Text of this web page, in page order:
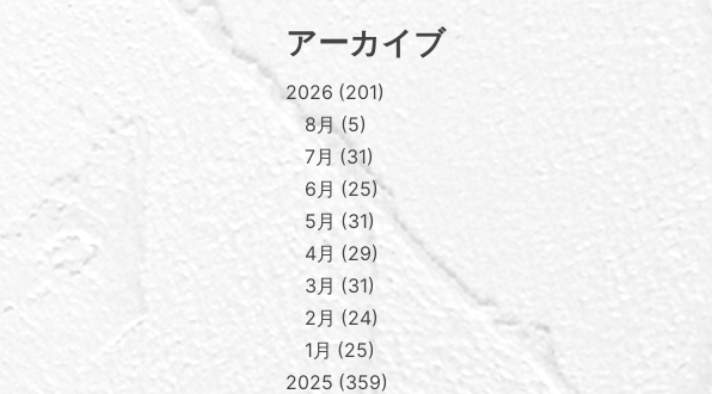
アーカイブ
2026 201
8月 5
7月
31
6月
25
5月
31
4月
29
3月
31
2月
24
1月
25
2025 359